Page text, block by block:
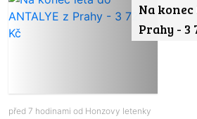
Na
Prahy - 3
před 7 hodinami od Honzovy letenky